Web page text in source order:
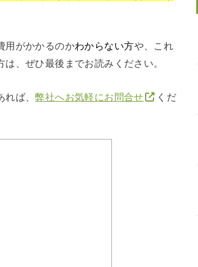
用がかかるのかわからない方や、これ
、ぜひ最後までお読みください。
れば、弊社へお気軽にお問合せ
くだ